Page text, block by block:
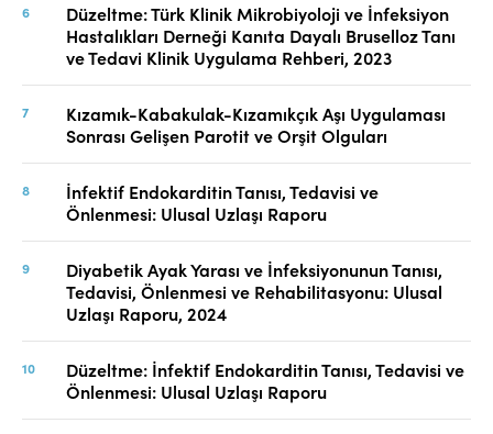
Düzeltme: Türk Klinik Mikrobiyoloji ve İnfeksiyon
Hastalıkları Derneği Kanıta Dayalı Bruselloz Tanı
ve Tedavi Klinik Uygulama Rehberi, 2023
Kızamık-Kabakulak-Kızamıkçık Aşı Uygulaması
Sonrası Gelişen Parotit ve Orşit Olguları
İnfektif Endokarditin Tanısı, Tedavisi ve
Önlenmesi: Ulusal Uzlaşı Raporu
Diyabetik Ayak Yarası ve İnfeksiyonunun Tanısı,
Tedavisi, Önlenmesi ve Rehabilitasyonu: Ulusal
Uzlaşı Raporu, 2024
Düzeltme: İnfektif Endokarditin Tanısı, Tedavisi ve
Önlenmesi: Ulusal Uzlaşı Raporu